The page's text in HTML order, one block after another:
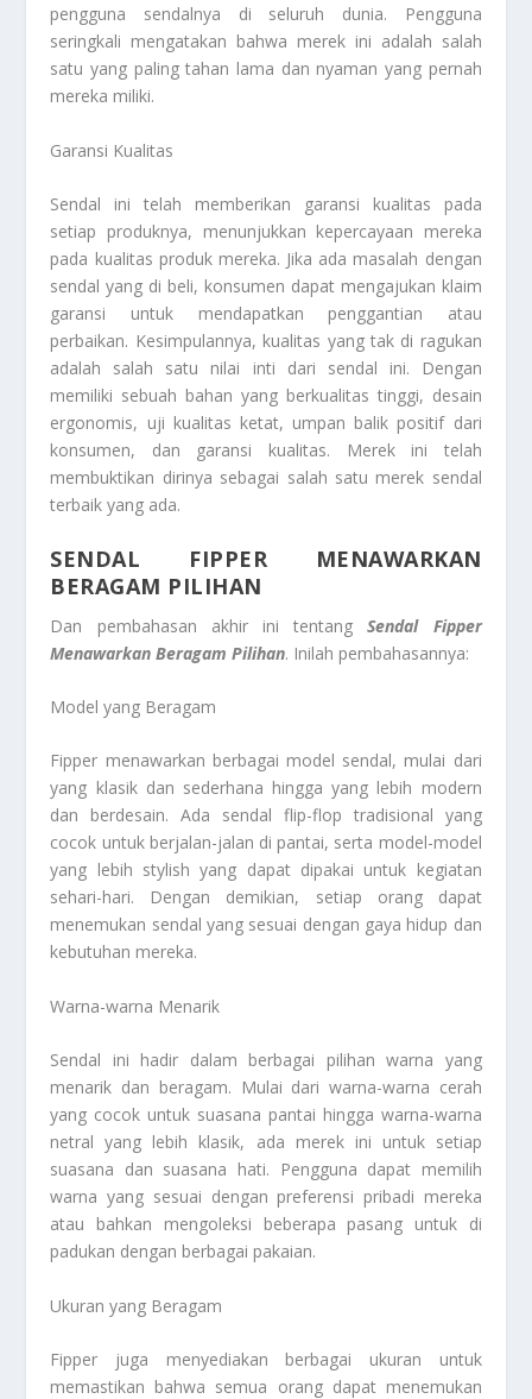
pengguna sendalnya di seluruh dunia. Pengguna
seringkali mengatakan bahwa merek ini adalah salah
satu yang paling tahan lama dan nyaman yang pernah
mereka miliki.
Garansi Kualitas
Sendal ini telah memberikan garansi kualitas pada
setiap produknya, menunjukkan kepercayaan mereka
pada kualitas produk mereka. Jika ada masalah dengan
sendal yang di beli, konsumen dapat mengajukan klaim
garansi untuk mendapatkan penggantian atau
perbaikan. Kesimpulannya, kualitas yang tak di ragukan
adalah salah satu nilai inti dari sendal ini. Dengan
memiliki sebuah bahan yang berkualitas tinggi, desain
ergonomis, uji kualitas ketat, umpan balik positif dari
konsumen, dan garansi kualitas. Merek ini telah
membuktikan dirinya sebagai salah satu merek sendal
terbaik yang ada.
SENDAL FIPPER MENAWARKAN
BERAGAM PILIHAN
Dan pembahasan akhir ini tentangSendal Fipper
Menawarkan Beragam Pilihan. Inilah pembahasannya:
Model yang Beragam
Fipper menawarkan berbagai model sendal, mulai dari
yang klasik dan sederhana hingga yang lebih modern
dan berdesain. Ada sendal flip-flop tradisional yang
cocok untuk berjalan-jalan di pantai, serta model-model
yang lebih stylish yang dapat dipakai untuk kegiatan
sehari-hari. Dengan demikian, setiap orang dapat
menemukan sendal yang sesuai dengan gaya hidup dan
kebutuhan mereka.
Warna-warna Menarik
Sendal ini hadir dalam berbagai pilihan warna yang
menarik dan beragam. Mulai dari warna-warna cerah
yang cocok untuk suasana pantai hingga warna-warna
netral yang lebih klasik, ada merek ini untuk setiap
suasana dan suasana hati. Pengguna dapat memilih
warna yang sesuai dengan preferensi pribadi mereka
atau bahkan mengoleksi beberapa pasang untuk di
padukan dengan berbagai pakaian.
Ukuran yang Beragam
Fipper juga menyediakan berbagai ukuran untuk
memastikan bahwa semua orang dapat menemukan